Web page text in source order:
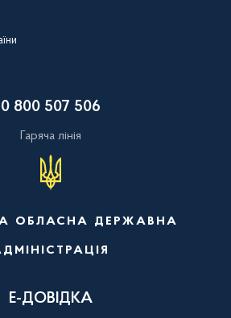
0 800 507 506
Гаряча лінія
обласна державна
Е-ДОВІДКА